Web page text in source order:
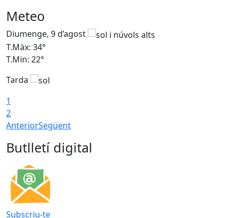
Meteo
Diumenge, 9 d’agost
T.Màx: 34°
T.Min: 22°
Tarda
1
2
AnteriorSegüent
Butlletí digital
Subscriu-te